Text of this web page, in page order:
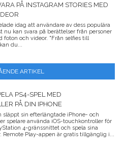
PÅ INSTAGRAM STORIES MED
idag att användare av dess populära
nu kan svara på berättelser från personer
foton och videor. "Från selfies till
du...
ARTIKEL
PS4-SPEL MED
PÅ DIN IPHONE
släppt sin efterlängtade iPhone- och
spelare använda iOS-touchkontroller för
4-gränssnittet och spela sina
Remote Play-appen är gratis tillgänglig i...